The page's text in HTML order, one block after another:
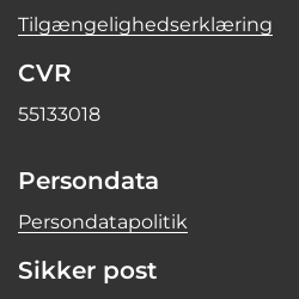
Tilgængelighedserklæring
CVR
55133018
Persondata
Persondatapolitik
Sikker post